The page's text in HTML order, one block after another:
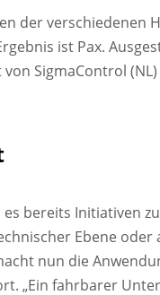
der verschiedenen
ist Pax.
SigmaControl
bereits Initiativen
Ebene
nun die
„Ein fahrbarer